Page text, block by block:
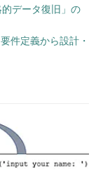
データ復旧」の
件定義から設計・